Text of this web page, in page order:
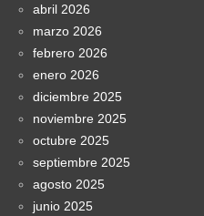
abril 2026
marzo 2026
febrero 2026
enero 2026
diciembre 2025
noviembre 2025
octubre 2025
septiembre 2025
agosto 2025
junio 2025